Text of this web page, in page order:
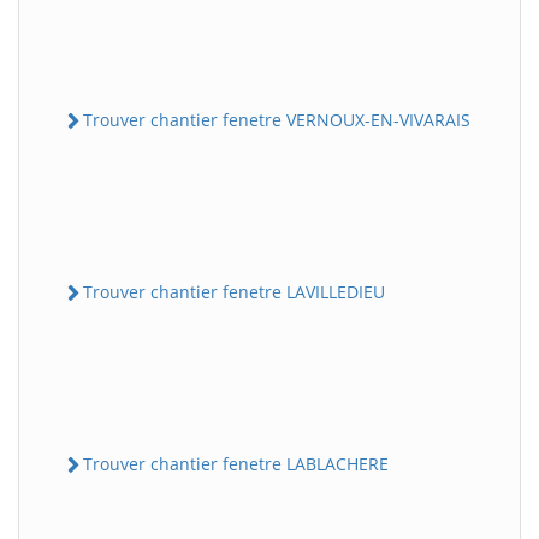
Trouver chantier fenetre VERNOUX-EN-VIVARAIS
Trouver chantier fenetre LAVILLEDIEU
Trouver chantier fenetre LABLACHERE